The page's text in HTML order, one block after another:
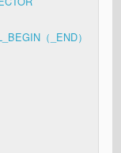
（_END）